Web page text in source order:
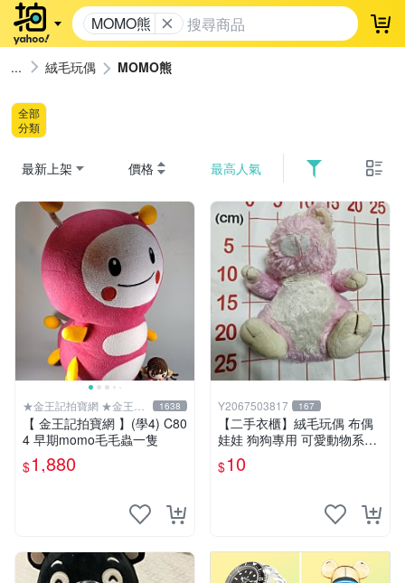
MOMO熊 登
絨毛玩偶 MOMO熊
全部
分類
最新上架 價格 最高人氣
★金王記拍寶網 ★金王記
拍寶趣
1638
【 金王記拍寶網 】(學4) C80
4 早期momo毛毛蟲一隻
$1,880
Y2067503817 167
【二手衣櫃】絨毛玩偶 布偶
娃娃 狗狗專用 可愛動物系列
耐咬耐磨玩具 玩偶 粉紅熊寵
物玩具 1120929
$10